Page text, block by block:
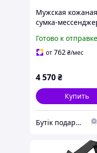
Мужская кожаная
сумка-
(глянцевая кожа)
черная
Готово к отправке
от762₴/мес
4 570₴
Купить
Бутік подарунків